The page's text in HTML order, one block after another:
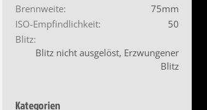
Brennweite
75mm
ISO-Empfindlichkeit
50
Blitz
Blitz nicht ausgelöst, Erzwungener
Blitz
Kategorien